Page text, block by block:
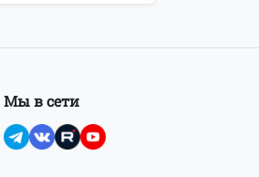
Мы в сети